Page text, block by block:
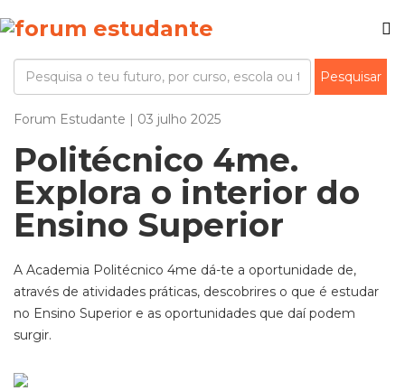
Forum Estudante | 03 julho 2025
Politécnico 4me.
Explora o interior do
Ensino Superior
A Academia Politécnico 4me dá-te a oportunidade de,
através de atividades práticas, descobrires o que é estudar
no Ensino Superior e as oportunidades que daí podem
surgir.